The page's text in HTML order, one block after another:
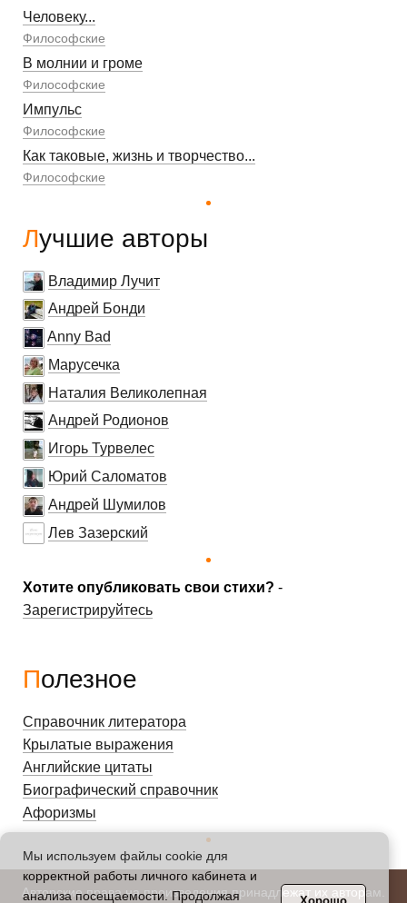
Человеку...
Философские
В молнии и громе
Философские
Импульс
Философские
Как таковые, жизнь и творчество...
Философские
Лучшие авторы
Владимир Лучит
Андрей Бонди
Anny Bad
Марусечка
Наталия Великолепная
Андрей Родионов
Игорь Турвелес
Юрий Саломатов
Андрей Шумилов
Лев Зазерский
Хотите опубликовать свои стихи? -
Зарегистрируйтесь
Полезное
Справочник литератора
Крылатые выражения
Английские цитаты
Биографический справочник
Афоризмы
Авторские права на произведения принадлежат их авторам.
Мы используем файлы cookie для
корректной работы личного кабинета и
анализа посещаемости. Продолжая
Хорошо